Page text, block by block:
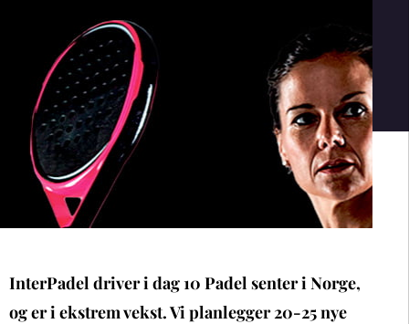
InterPadel driver i dag 10 Padel senter i Norge,
og er i ekstrem vekst. Vi planlegger 20-25 nye